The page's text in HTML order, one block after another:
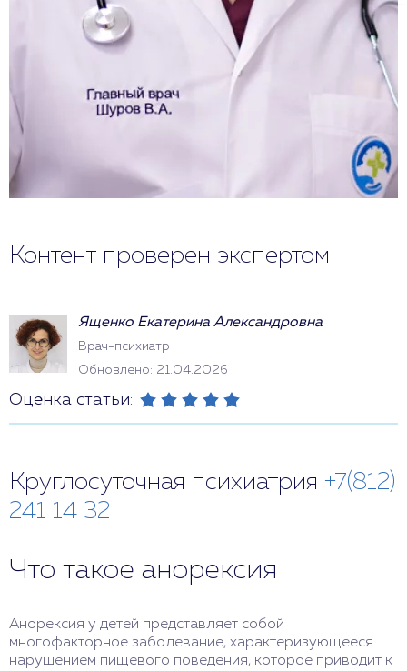
Контент проверен экспертом
Ященко Екатерина Александровна
Врач-психиатр
Обновлено: 21.04.2026
Оценка статьи:
Круглосуточная психиатрия +7(812)
241 14 32
Что такое анорексия
Анорексия у детей представляет собой
многофакторное заболевание, характеризующееся
нарушением пищевого поведения, которое приводит к